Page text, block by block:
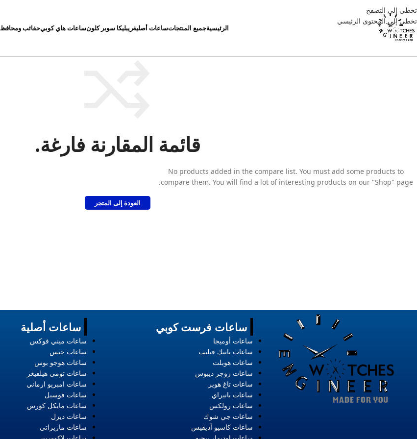
تخطي إلى التصفح
تخطي إلى المحتوى الرئيسي
الرئيسيةجميع المنتجاتساعات أصليةريبليكا سوبر كلونساعات هاي كوبيحقائب ومحافظ
قائمة المقارنة فارغة.
No products added in the compare list. You must add some products to
compare them. You will find a lot of interesting products on our "Shop" page.
العودة إلى المتجر
ساعات أصلية
ساعات ميني فوكس
ساعات جيس
ساعات هوجو بوس
ساعات تومي هيلفيغر
ساعات امبريو ارماني
ساعات فوسيل
ساعات مايكل كورس
ساعات ديزل
ساعات مازيراتي
ساعات فرست كوبي
ساعات أوميجا
ساعات باتيك فيليب
ساعات هوبلت
ساعات روجر ديبوس
ساعات تاغ هوير
ساعات بانيراي
ساعات رولكس
ساعات جي شوك
ساعات كاسيو أديفيس